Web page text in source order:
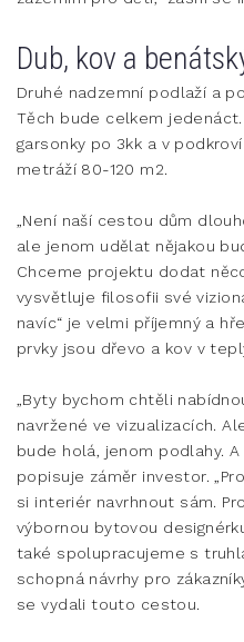
Dub, kov a
Druhé nadzemní podlaží a
Těch bude celkem
garsonky po 3kk a v
metráží 80-120 m2.
„Není naší cestou dům
ale jenom udělat nějakou
Chceme projektu dodat
vysvětluje filosofii své
navíc“ je velmi příjemný a
prvky jsou dřevo a kov v
„Byty bychom chtěli
navržené ve vizualizacích.
bude holá, jenom podlahy.
popisuje záměr investor.
si interiér navrhnout sám.
výbornou bytovou
také spolupracujeme s
schopná návrhy pro
se vydali touto cestou.